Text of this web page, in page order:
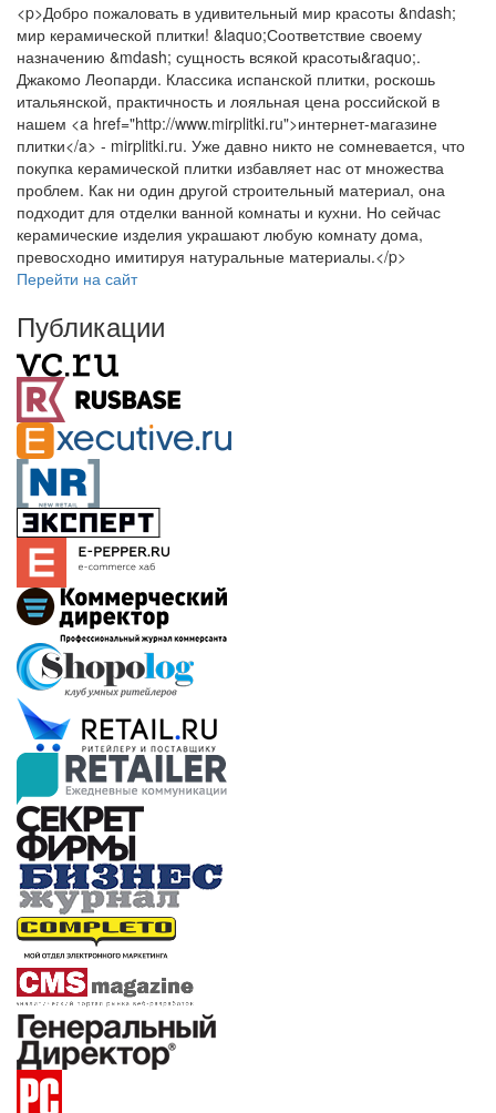
<p>Добро пожаловать в удивительный мир красоты &ndash;
мир керамической плитки! &laquo;Соответствие своему
назначению &mdash; сущность всякой красоты&raquo;.
Джакомо Леопарди. Классика испанской плитки, роскошь
итальянской, практичность и лояльная цена российской в
нашем <a href="http://www.mirplitki.ru">интернет-магазине
плитки</a> - mirplitki.ru. Уже давно никто не сомневается, что
покупка керамической плитки избавляет нас от множества
проблем. Как ни один другой строительный материал, она
подходит для отделки ванной комнаты и кухни. Но сейчас
керамические изделия украшают любую комнату дома,
превосходно имитируя натуральные материалы.</p>
Перейти на сайт
Публикации